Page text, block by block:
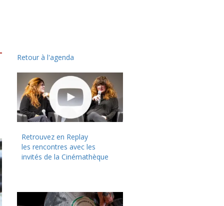
Retour à l'agenda
Retrouvez en Replay
les rencontres avec les
invités de la Cinémathèque